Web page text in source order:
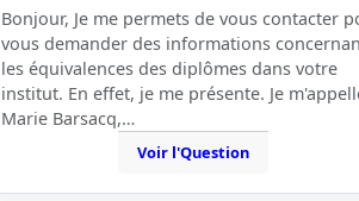
Bonjour, Je me permets de vous contacter
vous demander des informations
les équivalences des diplômes dans votre
institut. En effet, je me présente. Je
Marie Barsacq,…
Voir l'Question